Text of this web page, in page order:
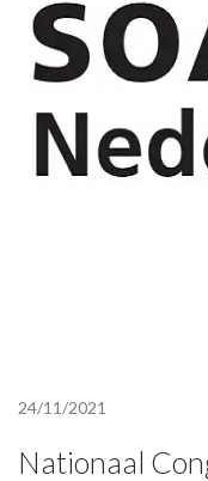
24/11/2021
Nationaal